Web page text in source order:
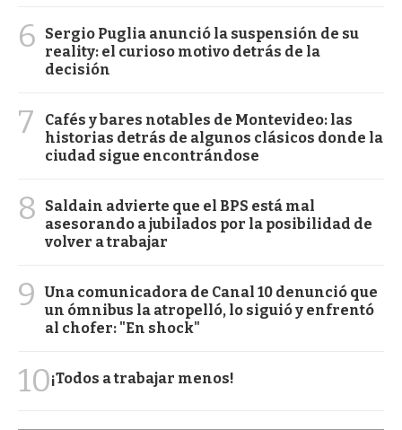
6
Sergio Puglia anunció la suspensión de su
reality: el curioso motivo detrás de la
decisión
7
Cafés y bares notables de Montevideo: las
historias detrás de algunos clásicos donde la
ciudad sigue encontrándose
8
Saldain advierte que el BPS está mal
asesorando a jubilados por la posibilidad de
volver a trabajar
9
Una comunicadora de Canal 10 denunció que
un ómnibus la atropelló, lo siguió y enfrentó
al chofer: "En shock"
10¡Todos a trabajar menos!